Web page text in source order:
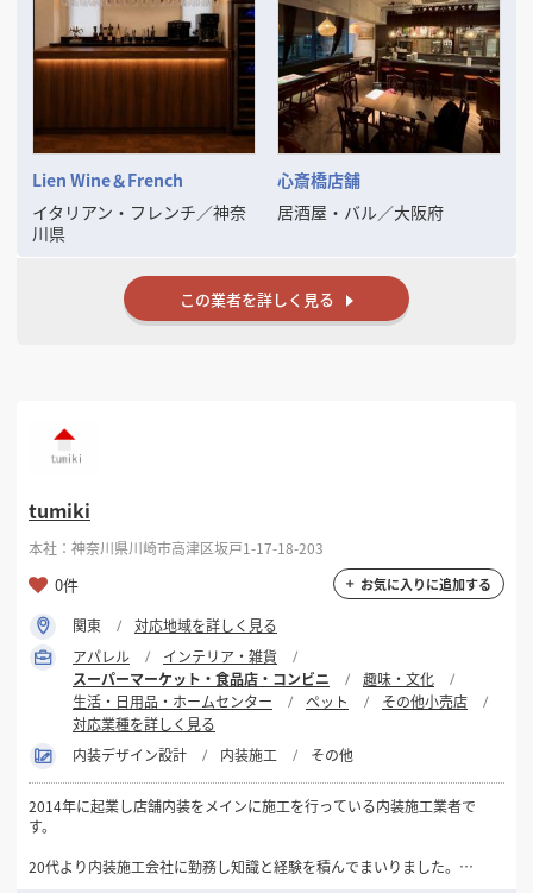
“頼みやすさ”と“仕上がり”
その両方にご満足いただけるよう、
一件一件丁寧に施工いたします。
Lien Wine＆French
イタリアン・フレンチ／神奈
川県
心斎橋店舗
居酒屋・バル／大阪府
この業者を詳しく見る
tumiki
本社：神奈川県川崎市高津区坂戸1-17-18-203
0件 お気に入りに追加する
関東
対応地域を詳しく見る
アパレル
インテリア・雑貨
スーパーマーケット・食品店・コンビニ
趣味・文化
生活・日用品・ホームセンター
ペット
その他小売店
対応業種を詳しく見る
内装デザイン設計
内装施工 その他
2014年に起業し店舗内装をメインに施工を行っている内装施工業者で
す。
20代より内装施工会社に勤務し知識と経験を積んでまいりました。